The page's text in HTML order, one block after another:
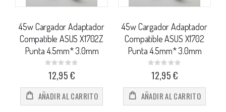
45w Cargador Adaptador
Compatible ASUS X1702Z
Punta 4.5mm* 3.0mm
Rating:
0%12,95 €
AÑADIR AL CARRITO
45w Cargador Adaptador
Compatible ASUS X1702
Punta 4.5mm* 3.0mm
Rating:
0%12,95 €
AÑADIR AL CARRITO